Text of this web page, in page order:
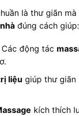
là thư giãn
đúng cách giúp:
động tác
liệu giúp thư giãn
kích thích